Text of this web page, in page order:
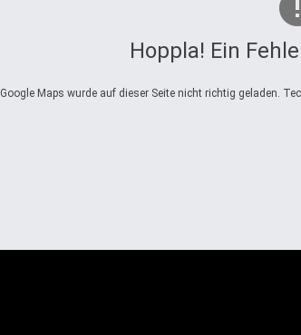
Hoppla! Ein
Google Maps wurde auf dieser Seite nicht richtig geladen.